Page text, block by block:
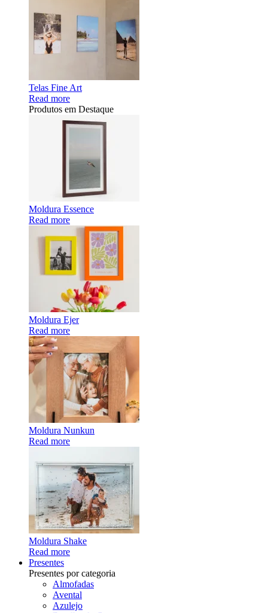
Telas Fine Art
Read more
Produtos em Destaque
Moldura Essence
Read more
Moldura Ejer
Read more
Moldura Nunkun
Read more
Moldura Shake
Read more
Presentes
Presentes por categoria
Almofadas
Avental
Azulejo